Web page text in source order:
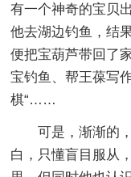
有一个神奇的宝贝
他去湖边钓鱼，结
便把宝葫芦带回了
宝钓鱼、帮王葆写
棋“……
可是，渐渐的
白，只懂盲目服从